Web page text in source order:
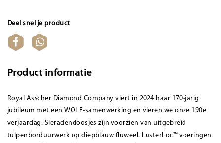
Deel snel je product
Product informatie
Royal Asscher Diamond Company viert in 2024 haar 170-jarig
jubileum met een WOLF-samenwerking en vieren we onze 190e
verjaardag. Sieradendoosjes zijn voorzien van uitgebreid
tulpenborduurwerk op diepblauw fluweel. LusterLoc™ voeringen